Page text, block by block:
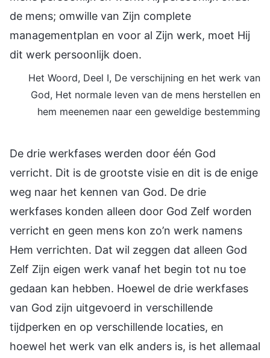
de mens; omwille van Zijn complete
managementplan en voor al Zijn werk, moet Hij
dit werk persoonlijk doen.
Het Woord, Deel I, De verschijning en het werk van
God, Het normale leven van de mens herstellen en
hem meenemen naar een geweldige bestemming
De drie werkfases werden door één God
verricht. Dit is de grootste visie en dit is de enige
weg naar het kennen van God. De drie
werkfases konden alleen door God Zelf worden
verricht en geen mens kon zo’n werk namens
Hem verrichten. Dat wil zeggen dat alleen God
Zelf Zijn eigen werk vanaf het begin tot nu toe
gedaan kan hebben. Hoewel de drie werkfases
van God zijn uitgevoerd in verschillende
tijdperken en op verschillende locaties, en
hoewel het werk van elk anders is, is het allemaal